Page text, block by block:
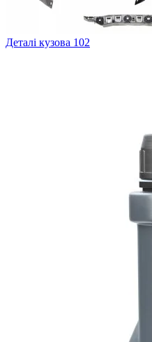
Деталі кузова 102